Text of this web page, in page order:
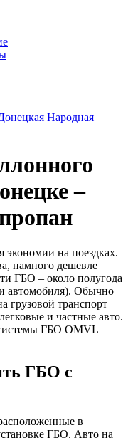
Народная
–
экономии на поездках.
намного дешевле
ГБО – около полугода
автомобиля). Обычно
грузовой транспорт
и частные авто.
ГБО OMVL
ГБО с
в
ГБО. Авто на